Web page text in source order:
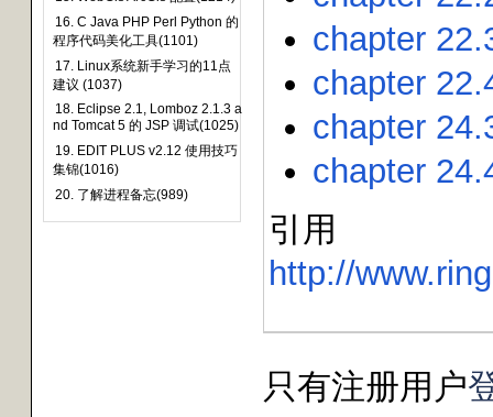
16. C Java PHP Perl Python 的
程序代码美化工具(1101)
17. Linux系统新手学习的11点
建议 (1037)
18. Eclipse 2.1, Lomboz 2.1.3 a
nd Tomcat 5 的 JSP 调试(1025)
19. EDIT PLUS v2.12 使用技巧
集锦(1016)
20. 了解进程备忘(989)
chapter
chapter
chapter
chapter
引用
http://
只有注册用户